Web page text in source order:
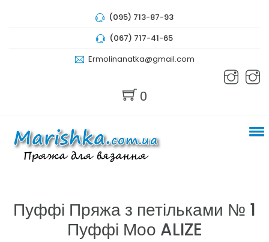
(095) 713-87-93
(067) 717-41-65
Ermolinanatka@gmail.com
0
Пуффі Пряжа з петільками № 1
Пуффі Моо ALIZE